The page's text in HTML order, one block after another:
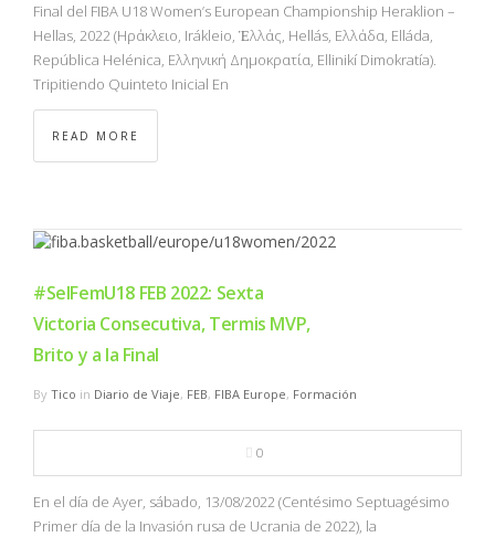
Final del FIBA U18 Women’s European Championship Heraklion –
Hellas, 2022 (Ηράκλειο, Irákleio, Ἑλλάς, Hellás, Ελλάδα, Elláda,
República Helénica, Ελληνική Δημοκρατία, Ellinikí Dimokratía).
Tripitiendo Quinteto Inicial En
READ MORE
#SelFemU18 FEB 2022: Sexta
Victoria Consecutiva, Termis MVP,
Brito y a la Final
By Tico in Diario de Viaje, FEB, FIBA Europe, Formación
0
En el día de Ayer, sábado, 13/08/2022 (Centésimo Septuagésimo
Primer día de la Invasión rusa de Ucrania de 2022), la